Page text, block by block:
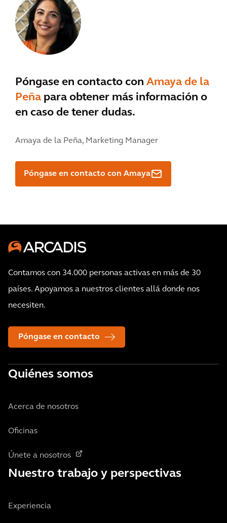
Póngase en contacto con Amaya de la
Peña para obtener más información o
en caso de tener dudas.
Amaya de la Peña, Marketing Manager
Póngase en contacto con Amaya
Contamos con 34.000 personas activas en más de 30
países. Apoyamos a nuestros clientes allá donde nos
necesiten.
Póngase en contacto
Quiénes somos
Acerca de nosotros
Oficinas
Únete a nosotros
Nuestro trabajo y perspectivas
Experiencia